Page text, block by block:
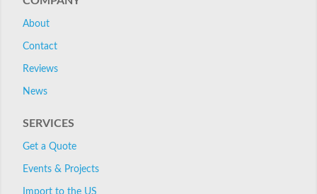
About
Contact
Reviews
News
SERVICES
Get a Quote
Events & Projects
Import to the US